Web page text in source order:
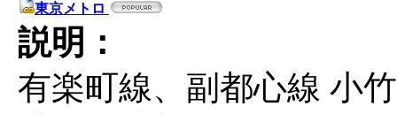
東京メトロ
説明：
有楽町線、副都心線 小